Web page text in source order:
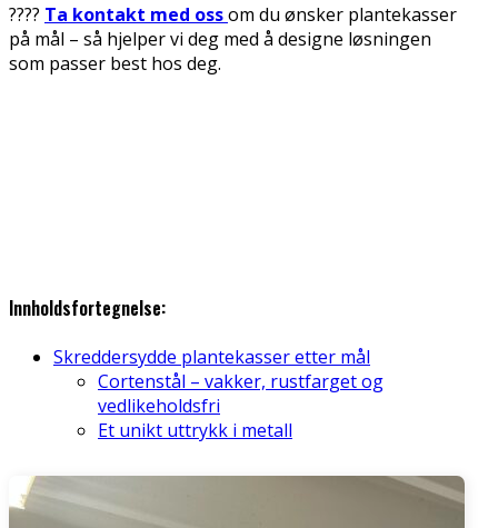
Innholdsfortegnelse:
Skreddersydde plantekasser etter mål
Cortenstål – vakker, rustfarget og
vedlikeholdsfri
Et unikt uttrykk i metall
???? Ta kontakt med ossom du ønsker plantekasser
på mål – så hjelper vi deg med å designe løsningen
som passer best hos deg.